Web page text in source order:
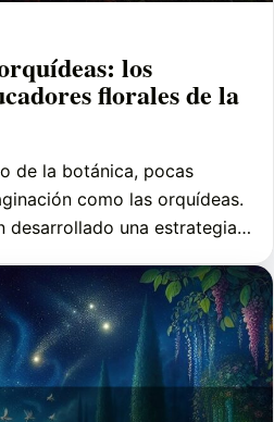
los
florales de la
de la botánica, pocas
como las orquídeas.
desarrollado una estrategia…